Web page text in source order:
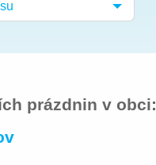
prázdnin v obci: